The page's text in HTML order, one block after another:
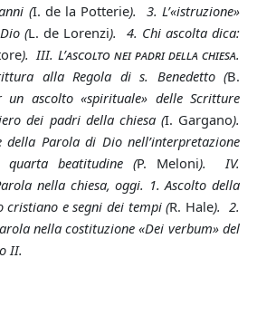
(I. de la Potterie). 3. L’«istruzione»
(L. de Lorenzi). 4. Chi ascolta dica:
). III. L’ascolto nei padri della chiesa.
alla Regola di s. Benedetto (B.
ascolto «spirituale» delle Scritture
dei padri della chiesa (I. Gargano).
della Parola di Dio nell’interpretazione
quarta beatitudine (P. Meloni). IV.
nella chiesa, oggi. 1. Ascolto della
cristiano e segni dei tempi (R. Hale). 2.
nella costituzione «Dei verbum» del
II.